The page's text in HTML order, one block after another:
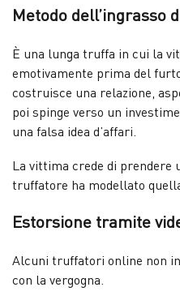
Metodo dell’ingrasso
È una lunga truffa in cui la
emotivamente prima del
costruisce una relazione,
poi spinge verso un
una falsa idea d’affari.
La vittima crede di prendere
truffatore ha modellato
Estorsione tramite
Alcuni truffatori online non
con la vergogna.